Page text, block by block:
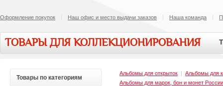
Оформление покупок Наш офис и место выдачи заказов Наша команда
ТОВАРЫ ДЛЯ КОЛЛЕКЦИОНИРОВАНИЯ
Альбомы для открыток | Альбомы для
Альбомы для марок, бон и монет
Товары по категориям